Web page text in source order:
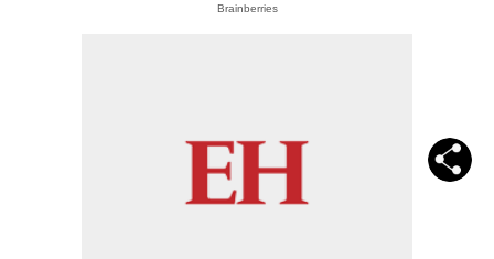
Brainberries